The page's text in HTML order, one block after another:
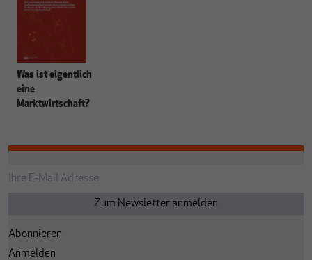
Was ist eigentlich
eine
Marktwirtschaft?
Abonnieren
Anmelden